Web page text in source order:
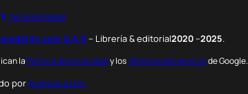
Accesibilidad
S.A.S– Librería & editorial2020–2025.
laPolítica de privacidady losTérminos del serviciode Google.
porAndresLector